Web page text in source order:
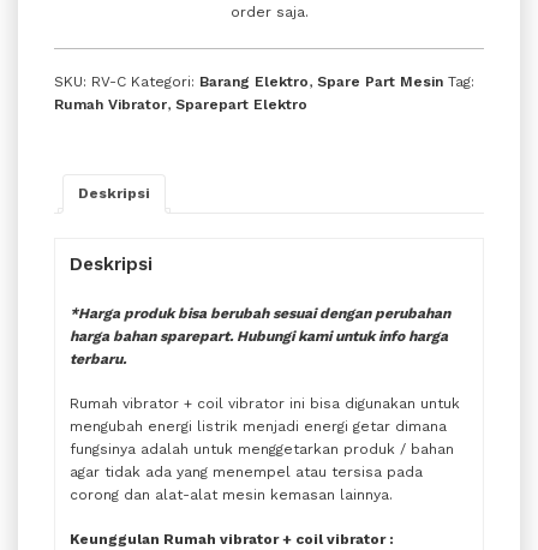
order saja.
SKU: RV-C Kategori: Barang Elektro, Spare Part Mesin Tag:
Rumah Vibrator, Sparepart Elektro
Deskripsi
Deskripsi
*Harga produk bisa berubah sesuai dengan perubahan
harga bahan sparepart. Hubungi kami untuk info harga
terbaru.
Rumah vibrator + coil vibrator ini bisa digunakan untuk
mengubah energi listrik menjadi energi getar dimana
fungsinya adalah untuk menggetarkan produk / bahan
agar tidak ada yang menempel atau tersisa pada
corong dan alat-alat mesin kemasan lainnya.
Keunggulan Rumah vibrator + coil vibrator :